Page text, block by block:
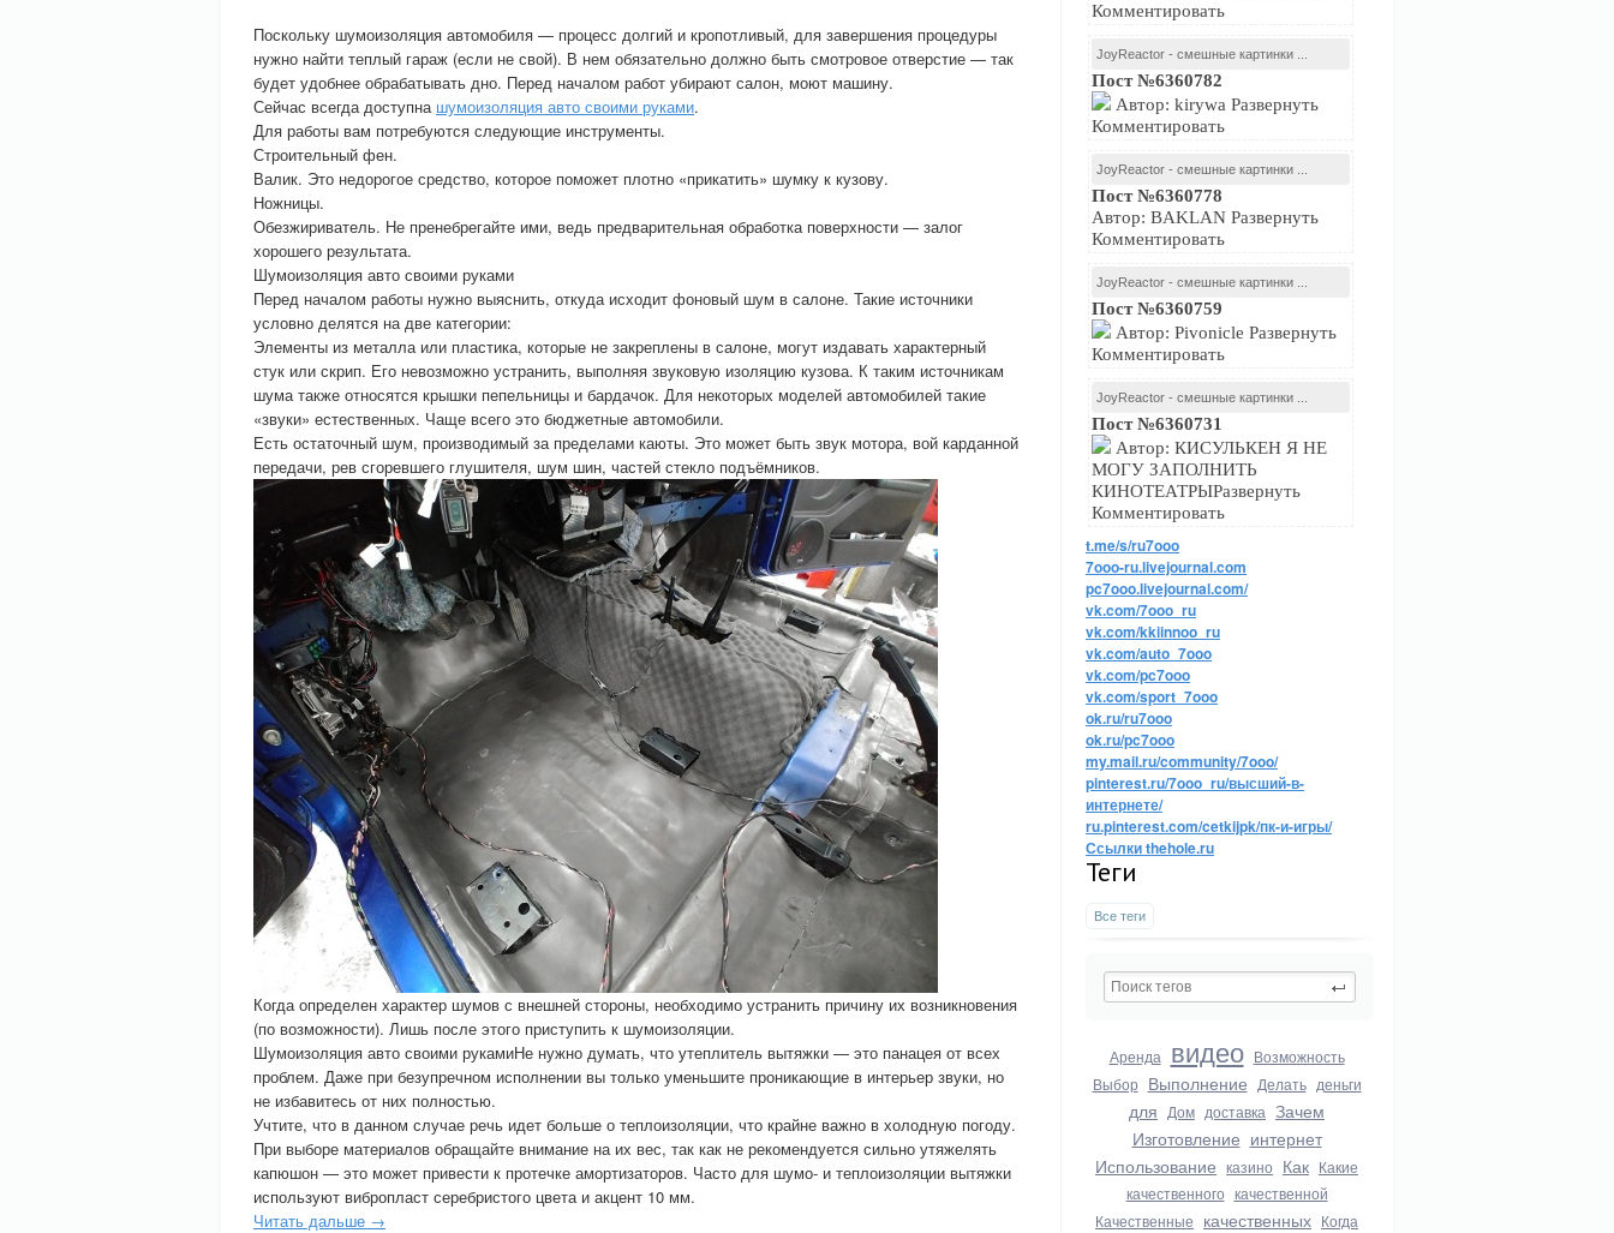
Комментировать
JoyReactor - смешные картинки ...
Пост №6360782
Автор: kirywa Развернуть
Комментировать
JoyReactor - смешные картинки ...
Пост №6360778
Автор: BAKLAN Развернуть
Комментировать
JoyReactor - смешные картинки ...
Пост №6360759
Автор: Pivonicle Развернуть
Комментировать
JoyReactor - смешные картинки ...
Пост №6360731
Автор: КИСУЛЬКЕН Я НЕ
МОГУ ЗАПОЛНИТЬ
КИНОТЕАТРЫРазвернуть
Комментировать
t.me/s/ru7ooo
7ooo-ru.livejournal.com
pc7ooo.livejournal.com/
vk.com/7ooo_ru
vk.com/kkiinnoo_ru
vk.com/auto_7ooo
vk.com/pc7ooo
vk.com/sport_7ooo
ok.ru/ru7ooo
ok.ru/pc7ooo
my.mail.ru/community/7ooo/
pinterest.ru/7ooo_ru/высший-в-
интернете/
ru.pinterest.com/cetkijpk/пк-и-игры/
Ссылки thehole.ru
Теги
Все теги
Аренда видео Возможность
Выбор Выполнение Делать деньги
для Дом доставка Зачем
Изготовление интернет
Использование казино Как Какие
качественного качественной
Качественные качественных Когда
Поскольку шумоизоляция автомобиля — процесс долгий и кропотливый, для завершения процедуры
нужно найти теплый гараж (если не свой). В нем обязательно должно быть смотровое отверстие — так
будет удобнее обрабатывать дно. Перед началом работ убирают салон, моют машину.
Сейчас всегда доступна шумоизоляция авто своими руками.
Для работы вам потребуются следующие инструменты.
Строительный фен.
Валик. Это недорогое средство, которое поможет плотно «прикатить» шумку к кузову.
Ножницы.
Обезжириватель. Не пренебрегайте ими, ведь предварительная обработка поверхности — залог
хорошего результата.
Шумоизоляция авто своими руками
Перед началом работы нужно выяснить, откуда исходит фоновый шум в салоне. Такие источники
условно делятся на две категории:
Элементы из металла или пластика, которые не закреплены в салоне, могут издавать характерный
стук или скрип. Его невозможно устранить, выполняя звуковую изоляцию кузова. К таким источникам
шума также относятся крышки пепельницы и бардачок. Для некоторых моделей автомобилей такие
«звуки» естественных. Чаще всего это бюджетные автомобили.
Есть остаточный шум, производимый за пределами каюты. Это может быть звук мотора, вой карданной
передачи, рев сгоревшего глушителя, шум шин, частей стекло подъёмников.
Когда определен характер шумов с внешней стороны, необходимо устранить причину их возникновения
(по возможности). Лишь после этого приступить к шумоизоляции.
Шумоизоляция авто своими рукамиНе нужно думать, что утеплитель вытяжки — это панацея от всех
проблем. Даже при безупречном исполнении вы только уменьшите проникающие в интерьер звуки, но
не избавитесь от них полностью.
Учтите, что в данном случае речь идет больше о теплоизоляции, что крайне важно в холодную погоду.
При выборе материалов обращайте внимание на их вес, так как не рекомендуется сильно утяжелять
капюшон — это может привести к протечке амортизаторов. Часто для шумо- и теплоизоляции вытяжки
используют вибропласт серебристого цвета и акцент 10 мм.
Читать дальше →